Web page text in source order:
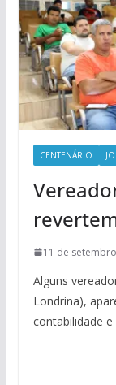
CENTENÁRIO
11 de
Alguns
Londrina),
contabilidade